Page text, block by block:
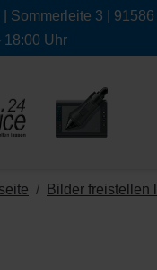
| Sommerleite 3 |
18:00 Uhr
Bilder freistellen